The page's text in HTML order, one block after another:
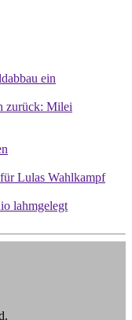
ein
zurück: Milei
Lulas Wahlkampf
lahmgelegt